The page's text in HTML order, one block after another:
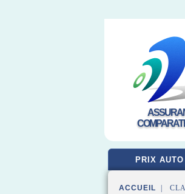
PRIX AUTO
ACCUEIL |